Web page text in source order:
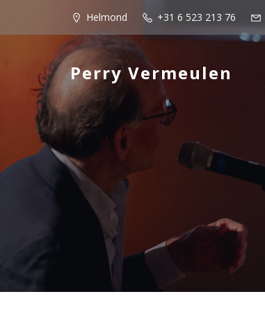
Helmond +31 6 523 213 76
Perry Vermeulen